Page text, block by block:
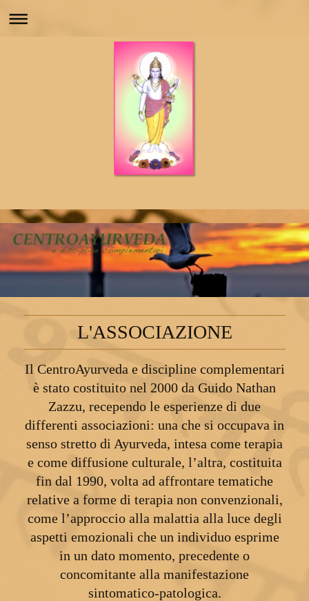
L'ASSOCIAZIONE
Il CentroAyurveda e discipline complementari
è stato costituito nel 2000 da Guido Nathan
Zazzu, recependo le esperienze di due
differenti associazioni: una che si occupava in
senso stretto di Ayurveda, intesa come terapia
e come diffusione culturale, l’altra, costituita
fin dal 1990, volta ad affrontare tematiche
relative a forme di terapia non convenzionali,
come l’approccio alla malattia alla luce degli
aspetti emozionali che un individuo esprime
in un dato momento, precedente o
concomitante alla manifestazione
sintomatico-patologica.